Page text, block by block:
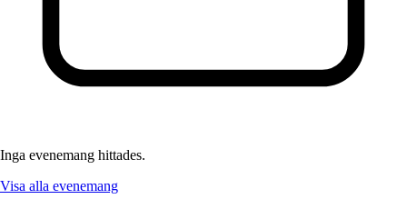
Inga evenemang hittades.
Visa alla evenemang